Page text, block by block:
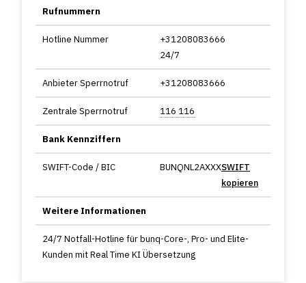
Rufnummern
Hotline Nummer
+31208083666
24/7
Anbieter Sperrnotruf +31208083666
Zentrale Sperrnotruf 116 116
Bank Kennziffern
SWIFT-Code / BIC BUNQNL2AXXXSWIFT
kopieren
Weitere Informationen
24/7 Notfall-Hotline für bunq-Core-, Pro- und Elite-
Kunden mit Real Time KI Übersetzung